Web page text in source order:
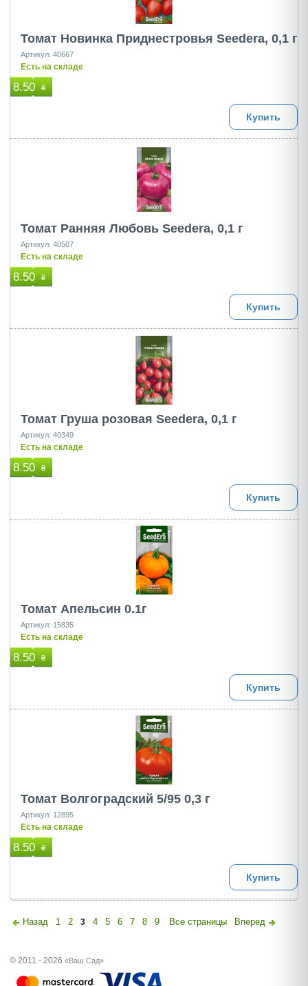
Томат Новинка Приднестровья Seedеra, 0,1 г
Артикул: 40667
Есть на складе
8.50 ₴
Купить
Томат Ранняя Любовь Seedera, 0,1 г
Артикул: 40507
Есть на складе
8.50 ₴
Купить
Томат Груша розовая Seedеra, 0,1 г
Артикул: 40349
Есть на складе
8.50 ₴
Купить
Томат Апельсин 0.1г
Артикул: 15835
Есть на складе
8.50 ₴
Купить
Томат Волгоградский 5/95 0,3 г
Артикул: 12895
Есть на складе
8.50 ₴
Купить
Назад 1 2 3 4 5 6 7 8 9 Все страницы Вперед
© 2011 - 2026 «Ваш Сад»